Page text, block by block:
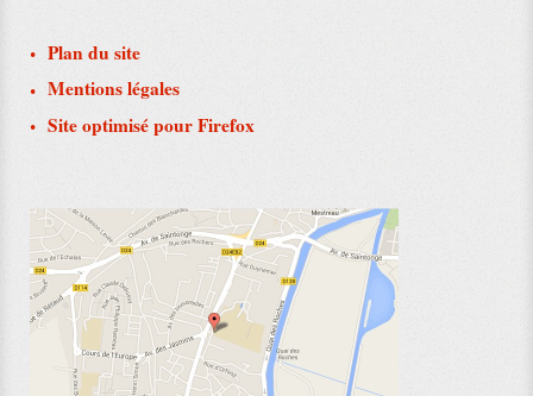
Plan du site
Mentions légales
Site optimisé pour Firefox